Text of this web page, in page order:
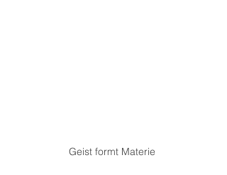
Geist formt Materie